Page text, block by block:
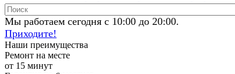
Мы работаем сегодня с 10:00 до 20:00.
Приходите!
Наши преимущества
Ремонт на месте
от 15 минут